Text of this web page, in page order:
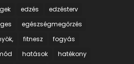
edzés
edzésterv
egészségmegőrzés
fitnesz
fogyás
hatások
hatékony